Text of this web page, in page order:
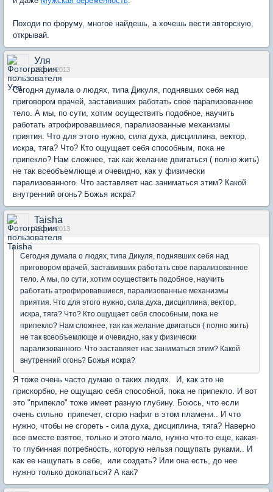
Походи по форуму, многое найдешь, а хочешь вести авторскую,
открывай.
Уля
25 дек 2013
Сегодня думала о людях, типа Дикуля, поднявших себя над
приговором врачей, заставивших работать свое парализованное
тело. А мы, по сути, хотим осуществить подобное, научить
работать атрофировавшиеся, парализованные механизмы
приятия. Что для этого нужно, сила духа, дисциплина, вектор,
искра, тяга? Что? Кто ощущает себя способным, пока не
припекло? Нам сложнее, так как желание двигаться ( полно жить)
не так всеобъемлюще и очевидно, как у физически
парализованного. Что заставляет нас заниматься этим? Какой
внутренний огонь? Божья искра?
Taisha
25 дек 2013
Сегодня думала о людях, типа Дикуля, поднявших себя над
приговором врачей, заставивших работать свое парализованное
тело. А мы, по сути, хотим осуществить подобное, научить
работать атрофировавшиеся, парализованные механизмы
приятия. Что для этого нужно, сила духа, дисциплина, вектор,
искра, тяга? Что? Кто ощущает себя способным, пока не
припекло? Нам сложнее, так как желание двигаться ( полно жить)
не так всеобъемлюще и очевидно, как у физически
парализованного. Что заставляет нас заниматься этим? Какой
внутренний огонь? Божья искра?
Я тоже очень часто думаю о таких людях. И, как это не
прискорбно, не ощущаю себя способной, пока не припекло. И вот
это "припекло" тоже имеет разную глубину. Боюсь, что если
очень сильно припечет, сгорю нафиг в этом пламени.. И что
нужно, чтобы не сгореть - сила духа, дисциплина, тяга? Наверно
все вместе взятое, только и этого мало, нужно что-то еще, какая-
то глубинная потребность, которую нельзя пощупать руками.. И
как ее нащупать в себе, или создать? Или она есть, до нее
нужно только докопаться? А как?